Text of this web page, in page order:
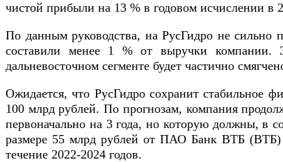
чистой прибыли на 13 % в годовом исчислении в
По данным руководства, на РусГидро не сильно
составили менее 1 % от выручки компании.
дальневосточном сегменте будет частично
Ожидается, что РусГидро сохранит стабильное
100 млрд рублей. По прогнозам, компания
первоначально на 3 года, но которую должны, в
размере 55 млрд рублей от ПАО Банк ВТБ (ВТБ)
течение 2022-2024 годов.